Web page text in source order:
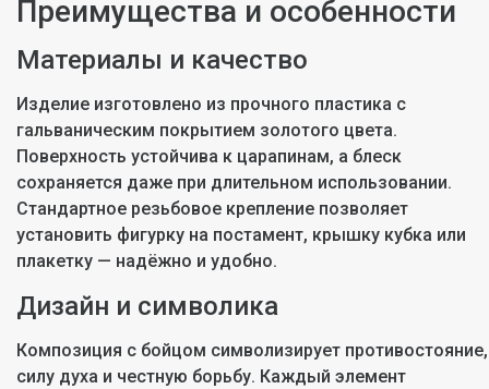
Преимущества и особенности
Материалы и качество
Изделие изготовлено из прочного пластика с
гальваническим покрытием золотого цвета.
Поверхность устойчива к царапинам, а блеск
сохраняется даже при длительном использовании.
Стандартное резьбовое крепление позволяет
установить фигурку на постамент, крышку кубка или
плакетку — надёжно и удобно.
Дизайн и символика
Композиция с бойцом символизирует противостояние,
силу духа и честную борьбу. Каждый элемент